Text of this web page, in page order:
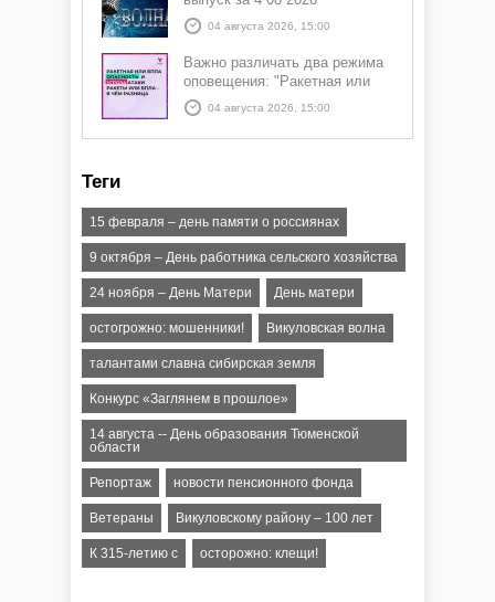
04 августа 2026, 15:00
Важно различать два режима
оповещения: "Ракетная или
БПЛА опасность" и "Угроза
атаки ракеты или БПЛА"
04 августа 2026, 15:00
Теги
15 февраля – день памяти о россиянах
9 октября – День работника сельского хозяйства
24 ноября – День Матери День матери
остогрожно: мошенники! Викуловская волна
талантами славна сибирская земля
Конкурс «Заглянем в прошлое»
14 августа -- День образования Тюменской
области
Репортаж новости пенсионного фонда
Ветераны Викуловскому району – 100 лет
К 315-летию с осторожно: клещи!